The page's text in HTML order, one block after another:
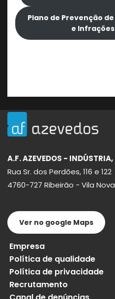
Plano de Prevenção
e
A.F. AZEVEDOS - INDÚSTRIA,
Rua Sr. dos Perdões, 116 e 122
4760-727 Ribeirão - Vila
Ver no google Maps
Empresa
Política de qualidade
Política de privacidade
Recrutamento